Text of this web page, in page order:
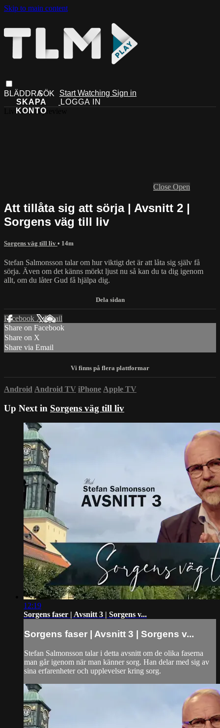
Skip to main content
Start Watching Sign in
Live stream preview
Close Open
Att tillåta sig att sörja | Avsnitt 2 |
Sorgens väg till liv
Sorgens väg till liv • 14m
Stefan Salmonsson talar om hur viktigt det är att låta sig själv få
sörja. Även om det känns mörkt ljust nu så kan du ta dig igenom
allt, om du låter Gud få hjälpa dig.
Facebook XEmail
Share on Facebook
Share on X
Share via Email
Android Android TV iPhone Apple TV
Up Next in Sorgens väg till liv
12:19
Sorgens faser | Avsnitt 3 | Sorgens v...
Sorgens faser | Avsnitt 3 | Sorgens v...
Stefan Salmonsson talar i detta avsnitt om de olika faserna
man går igenom när man känner sorg. Han delar med sig av
sina erfarenheter och upplevelser kring sorg.